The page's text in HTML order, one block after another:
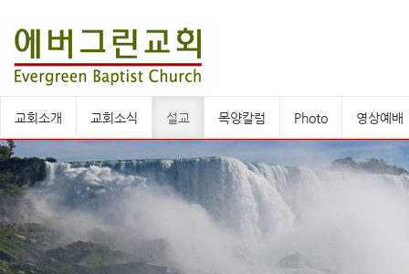
교회소개 교회소식 설교 목양칼럼 Photo 영상예배